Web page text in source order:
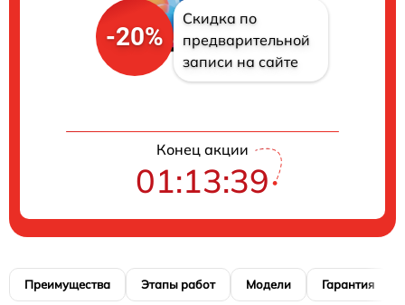
-20%
Скидка по
предварительной
записи на сайте
Конец акции
01:13:39
Преимущества Этапы работ Модели Гарантия